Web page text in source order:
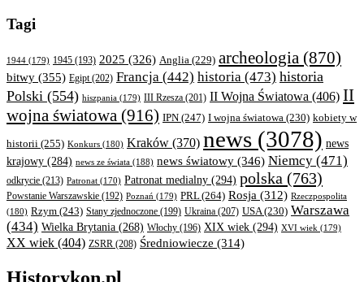
Tagi
1944 (179) 1945 (193) 2025 (326) Anglia (229) archeologia (870)
bitwy (355) Egipt(202) Francja (442) historia (473) historia
Polski (554) hiszpania (179) III Rzesza (201) II Wojna Światowa (406) II
wojna światowa (916) IPN (247) I wojna światowa (230) kobiety w
historii (255) Konkurs (180) Kraków (370) news (3078) news
krajowy (284) news ze świata (188) news światowy (346) Niemcy (471)
odkrycie (213) Patronat (170) Patronat medialny (294) polska (763)
Powstanie Warszawskie (192) Poznań (179) PRL(264) Rosja (312) Rzeczpospolita
(180) Rzym (243) Stany zjednoczone (199) Ukraina (207) USA(230) Warszawa
(434) Wielka Brytania (268) Włochy (196) XIX wiek (294) XVI wiek (179)
XX wiek (404) ZSRR (208) Średniowiecze (314)